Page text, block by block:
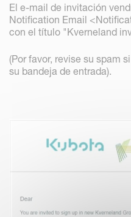
El e-mail de invitación
Notification Email
con el título "Kverneland
(Por favor, revise su spam
su bandeja de entrada).